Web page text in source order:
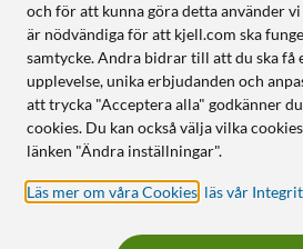
TP-Link
TL-SG105PE
Administrerbar
gigabitswitch 5 portar
PoE+
TP-
Wifi
och för att kunna göra detta använder vi
är nödvändiga för att kjell.com ska
samtycke. Andra bidrar till att du ska få
upplevelse, unika erbjudanden och
att trycka "Acceptera alla" godkänner
cookies. Du kan också välja vilka
länken "Ändra inställningar".
Läs mer om våra Cookies läs vår